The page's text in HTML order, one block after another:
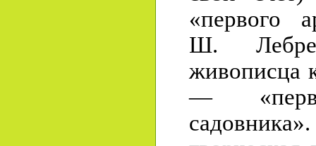
«первого
Ш.
живописца
—